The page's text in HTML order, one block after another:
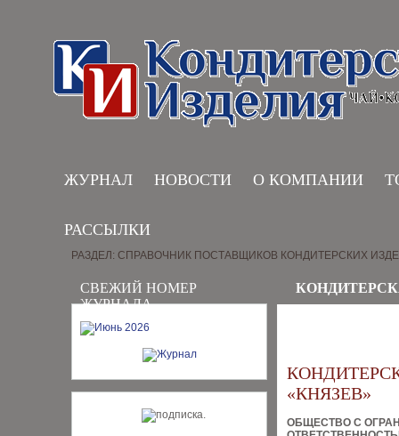
ЖУРНАЛ НОВОСТИ О КОМПАНИИ
РАССЫЛКИ
СВЕЖИЙ НОМЕР
ЖУРНАЛА
РАЗДЕЛ: СПРАВОЧНИК ПОСТАВЩИКОВ КОНДИТЕРСКИХ
«КНЯЗЕВ»
ОБЩЕСТВО С